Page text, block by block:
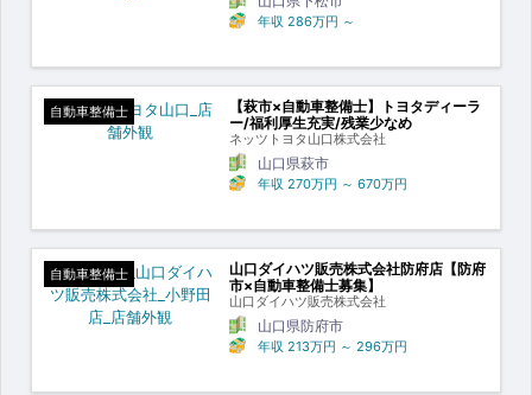
年収 286万円 ～
自動車整備士
【萩市×自動車整備士】トヨタディーラ
ー/福利厚生充実/残業少なめ
ネッツトヨタ山口株式会社
山口県萩市
年収 270万円 ～ 670万円
自動車整備士
山口ダイハツ販売株式会社防府店【防府
市×自動車整備士募集】
山口ダイハツ販売株式会社
山口県防府市
年収 213万円 ～ 296万円